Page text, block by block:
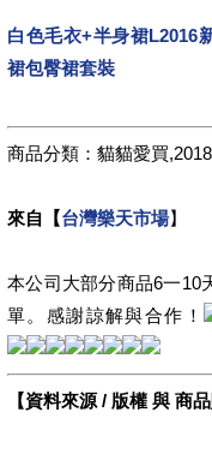
白色毛衣+半身裙L2016
裙包臀裙套裝
商品分類：貓貓愛買
來自【台灣樂天市場】
本公司大部分商品6一10
單。感謝諒解與合作！
【資料來源 / 版權 與 商